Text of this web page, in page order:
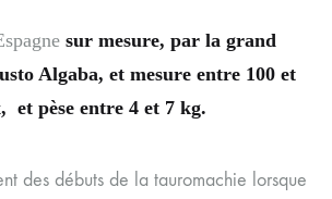
sur mesure, par la grand
Algaba, et mesure entre 100 et
et pèse entre 4 et 7 kg.
des débuts de la tauromachie lorsque